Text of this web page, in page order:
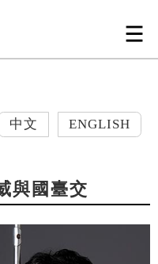
文 ENGLISH
與國臺交